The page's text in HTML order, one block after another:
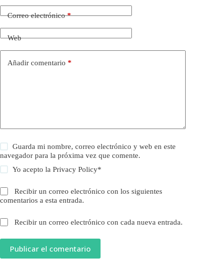
Correo electrónico*
Web
Añadir comentario *
Guarda mi nombre, correo electrónico y web en este
navegador para la próxima vez que comente.
Yo acepto laPrivacy Policy*
Recibir un correo electrónico con los siguientes
comentarios a esta entrada.
Recibir un correo electrónico con cada nueva entrada.
Publicar el comentario